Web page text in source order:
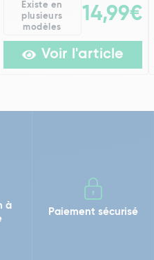
Existe en
plusieurs
modèles
14,99€
Voir l'article
à
Paiement sécurisé